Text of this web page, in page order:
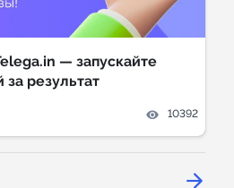
сопровождение
— запускайте
за результат
10392